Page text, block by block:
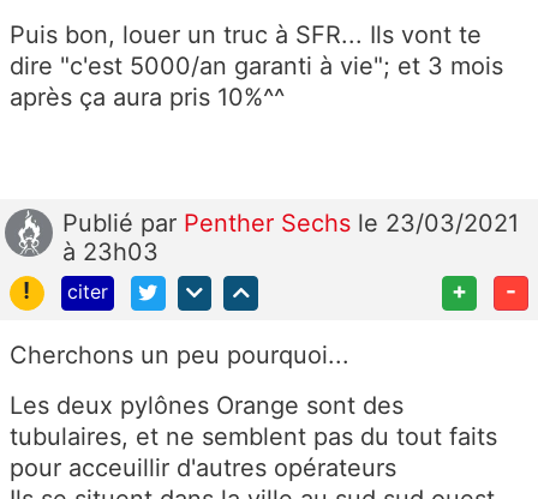
Puis bon, louer un truc à SFR... Ils vont te
dire "c'est 5000/an garanti à vie"; et 3 mois
après ça aura pris 10%^^
Publié par Penther Sechs le 23/03/2021
à 23h03
!
citer + -
Cherchons un peu pourquoi...
Les deux pylônes Orange sont des
tubulaires, et ne semblent pas du tout faits
pour acceuillir d'autres opérateurs